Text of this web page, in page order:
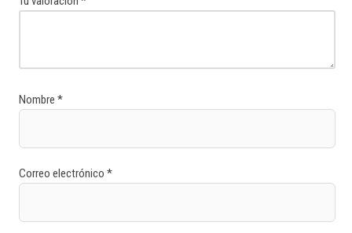
Nombre *
Correo electrónico *